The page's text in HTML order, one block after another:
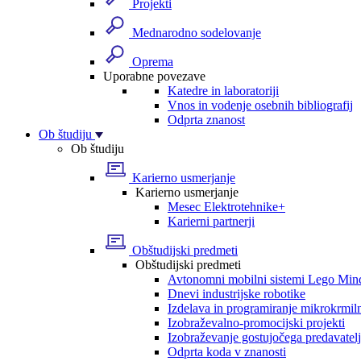
Projekti
Mednarodno sodelovanje
Oprema
Uporabne povezave
Katedre in laboratoriji
Vnos in vodenje osebnih bibliografij
Odprta znanost
Ob študiju
Ob študiju
Karierno usmerjanje
Karierno usmerjanje
Mesec Elektrotehnike+
Karierni partnerji
Obštudijski predmeti
Obštudijski predmeti
Avtonomni mobilni sistemi Lego
Dnevi industrijske robotike
Izdelava in programiranje
Izobraževalno-promocijski projekti
Izobraževanje gostujočega
Odprta koda v znanosti